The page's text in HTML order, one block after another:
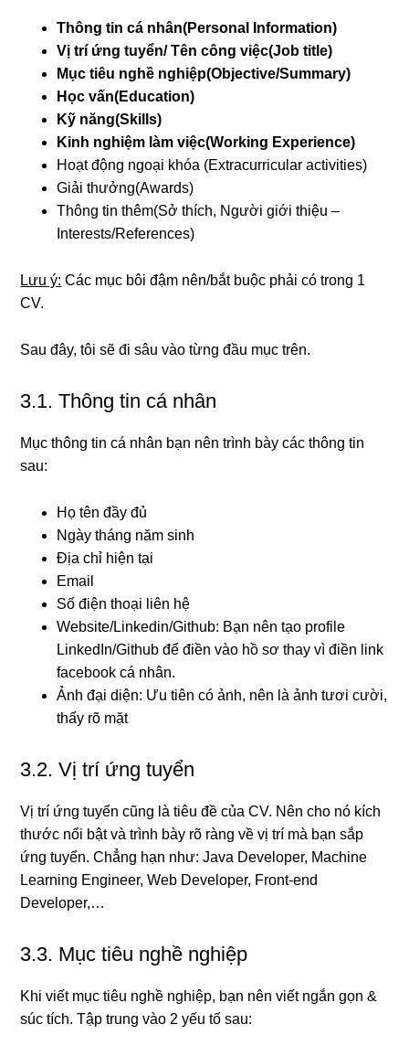
Thông tin cá nhân(Personal Information)
Vị trí ứng tuyển/ Tên công việc(Job title)
Mục tiêu nghề nghiệp(Objective/Summary)
Học vấn(Education)
Kỹ năng(Skills)
Kinh nghiệm làm việc(Working Experience)
Hoạt động ngoại khóa (Extracurricular activities)
Giải thưởng(Awards)
Thông tin thêm(Sở thích, Người giới thiệu –
Interests/References)
Lưu ý: Các mục bôi đậm nên/bắt buộc phải có trong 1
CV.
Sau đây, tôi sẽ đi sâu vào từng đầu mục trên.
3.1. Thông tin cá nhân
Mục thông tin cá nhân bạn nên trình bày các thông tin
sau:
Họ tên đầy đủ
Ngày tháng năm sinh
Địa chỉ hiện tại
Email
Số điện thoại liên hệ
Website/Linkedin/Github: Bạn nên tạo profile
LinkedIn/Github để điền vào hồ sơ thay vì điền link
facebook cá nhân.
Ảnh đại diện: Ưu tiên có ảnh, nên là ảnh tươi cười,
thấy rõ mặt
3.2. Vị trí ứng tuyển
Vị trí ứng tuyển cũng là tiêu đề của CV. Nên cho nó kích
thước nổi bật và trình bày rõ ràng về vị trí mà bạn sắp
ứng tuyển. Chẳng hạn như: Java Developer, Machine
Learning Engineer, Web Developer, Front-end
Developer,…
3.3. Mục tiêu nghề nghiệp
Khi viết mục tiêu nghề nghiệp, bạn nên viết ngắn gọn &
súc tích. Tập trung vào 2 yếu tố sau: